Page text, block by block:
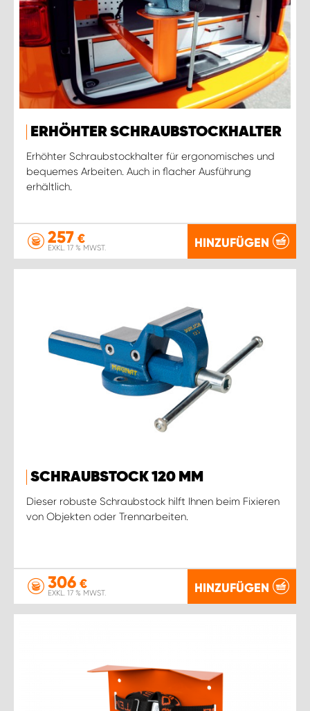
ERHÖHTER SCHRAUBSTOCKHALTER
Erhöhter Schraubstockhalter für ergonomisches und
bequemes Arbeiten. Auch in flacher Ausführung
erhältlich.
257 €
EXKL. 17 % MWST. HINZUFÜGEN
SCHRAUBSTOCK 120 MM
Dieser robuste Schraubstock hilft Ihnen beim Fixieren
von Objekten oder Trennarbeiten.
306 €
EXKL. 17 % MWST. HINZUFÜGEN